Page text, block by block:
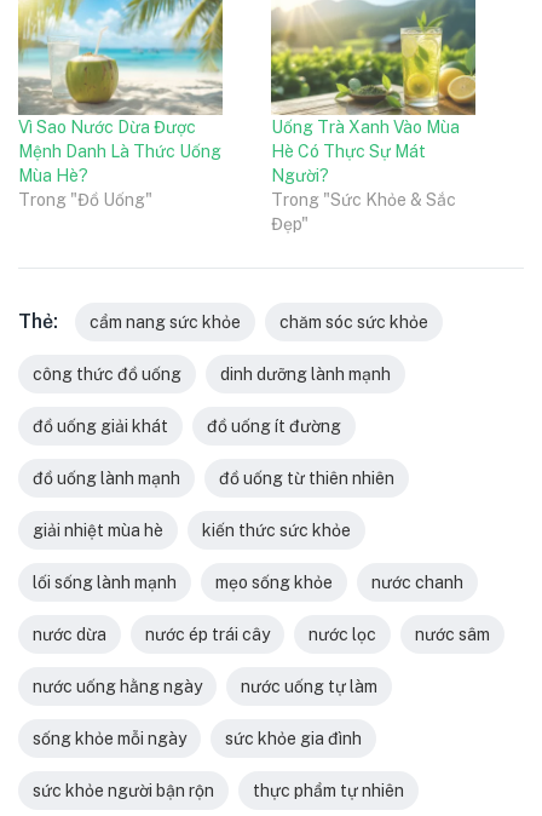
Vì Sao Nước Dừa Được
Mệnh Danh Là Thức Uống
Mùa Hè?
Trong "Đồ Uống"
Uống Trà Xanh Vào Mùa
Hè Có Thực Sự Mát
Người?
Trong "Sức Khỏe & Sắc
Đẹp"
Thẻ: cẩm nang sức khỏe chăm sóc sức khỏe
công thức đồ uống dinh dưỡng lành mạnh
đồ uống giải khát đồ uống ít đường
đồ uống lành mạnh đồ uống từ thiên nhiên
giải nhiệt mùa hè kiến thức sức khỏe
lối sống lành mạnh mẹo sống khỏe nước chanh
nước dừa nước ép trái cây nước lọc nước sâm
nước uống hằng ngày nước uống tự làm
sống khỏe mỗi ngày sức khỏe gia đình
sức khỏe người bận rộn thực phẩm tự nhiên